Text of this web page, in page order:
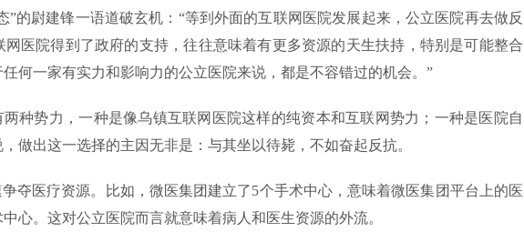
”的尉建锋一语道破玄机：“等到外面的互联网医院发展起来，公立医院再去做反
医院得到了政府的支持，往往意味着有更多资源的天生扶持，特别是可能整合
何一家有实力和影响力的公立医院来说，都是不容错过的机会。”
种势力，一种是像乌镇互联网医院这样的纯资本和互联网势力；一种是医院自
做出这一选择的主因无非是：与其坐以待毙，不如奋起反抗。
夺医疗资源。比如，微医集团建立了5个手术中心，意味着微医集团平台上的医
心。这对公立医院而言就意味着病人和医生资源的外流。